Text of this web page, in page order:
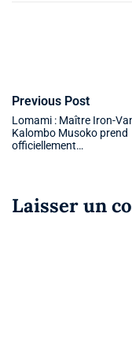
Previous Post
Lomami : Maître Iron-
Kalombo Musoko prend
officiellement…
Laisser un